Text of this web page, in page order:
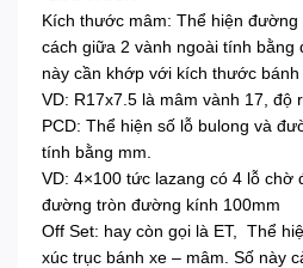
Kích thước mâm: Thể hiện
cách giữa 2 vành ngoài tính bằng
này cần khớp với kích thước bánh
VD: R17x7.5 là mâm vành 17, độ
PCD: Thể hiện số lỗ bulong và
tính bằng mm.
VD: 4×100 tức lazang có 4 lỗ chờ
đường tròn đường kính 100mm
Off Set: hay còn gọi là ET, Thể
xúc trục bánh xe – mâm. Số này